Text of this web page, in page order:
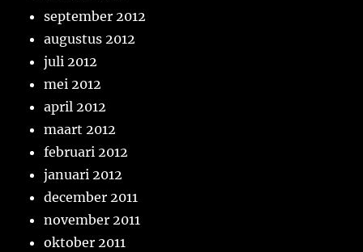
september 2012
augustus 2012
juli 2012
mei 2012
april 2012
maart 2012
februari 2012
januari 2012
december 2011
november 2011
oktober 2011